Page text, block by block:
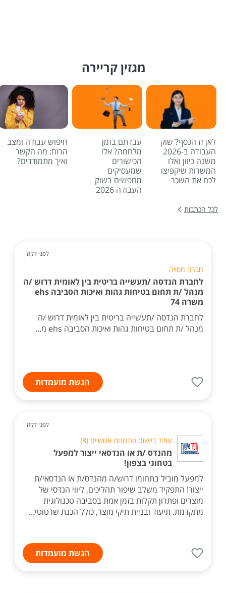
מגזין קריירה
לאן זז הכסף? שוק
העבודה ב-2026
משנה כיוון ואלו
המשרות שיקפיצו
לכם את השכר
עבדתם בזמן
מלחמה? אלו
הכישורים
שמעסיקים
מחפשים בשוק
העבודה 2026
חיפוש עבודה ומצב
הרוח: מה הקשר
ואיך מתמודדים?
לכל הכתבות
לפני דקה
חברה חסויה
לחברת הנדסה /תעשייה בריטית בין לאומית דרוש /ה
מנהל /ת תחום בטיחות גהות ואיכות הסביבה ehs
משרה 74
לחברת הנדסה /תעשייה בריטית בין לאומית דרוש /ה
מנהל /ת תחום בטיחות גהות ואיכות הסביבה ehs מ...
הגשת מועמדות
לפני דקה
עתיד ביישום פתרונות אנושיים (8)
מהנדס /ת או הנדסאי ייצור למפעל
בטחוני בצפון!
למפעל מוביל בתחומו דרוש/ה מהנדס/ת או הנדסאי/ת
ייצור! התפקיד משלב שיפור תהליכים, ליווי הנדסי של
מוצרים ופתרון תקלות בזמן אמת בסביבה טכנולוגית
מתקדמת. תיעוד ובניית תיקי מוצר, כולל הכנת שרטוטי...
הגשת מועמדות